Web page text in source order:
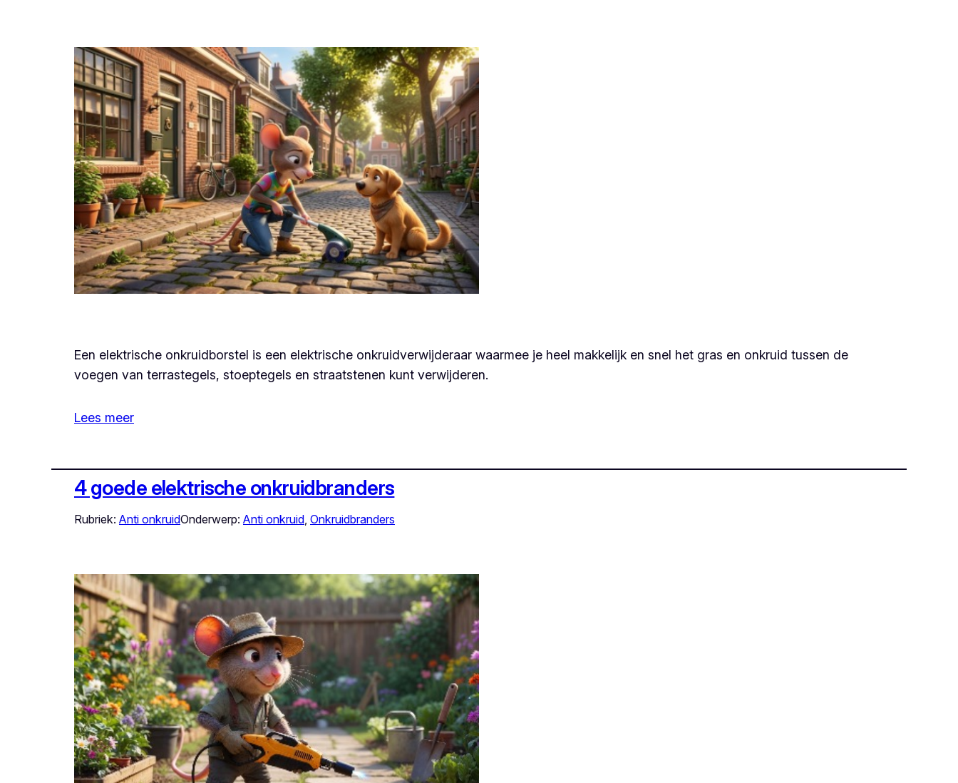
Een elektrische onkruidborstel is een elektrische onkruidverwijderaar waarmee je heel makkelijk en snel het gras en onkruid tussen de
voegen van terrastegels, stoeptegels en straatstenen kunt verwijderen.
Lees meer
4 goede elektrische onkruidbranders
Rubriek: Anti onkruidOnderwerp: Anti onkruid, Onkruidbranders